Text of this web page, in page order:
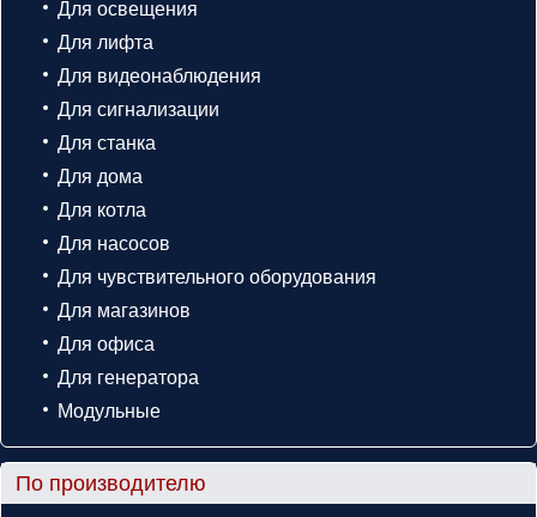
Для освещения
Для лифта
Для видеонаблюдения
Для сигнализации
Для станка
Для дома
Для котла
Для насосов
Для чувствительного оборудования
Для магазинов
Для офиса
Для генератора
Модульные
По производителю